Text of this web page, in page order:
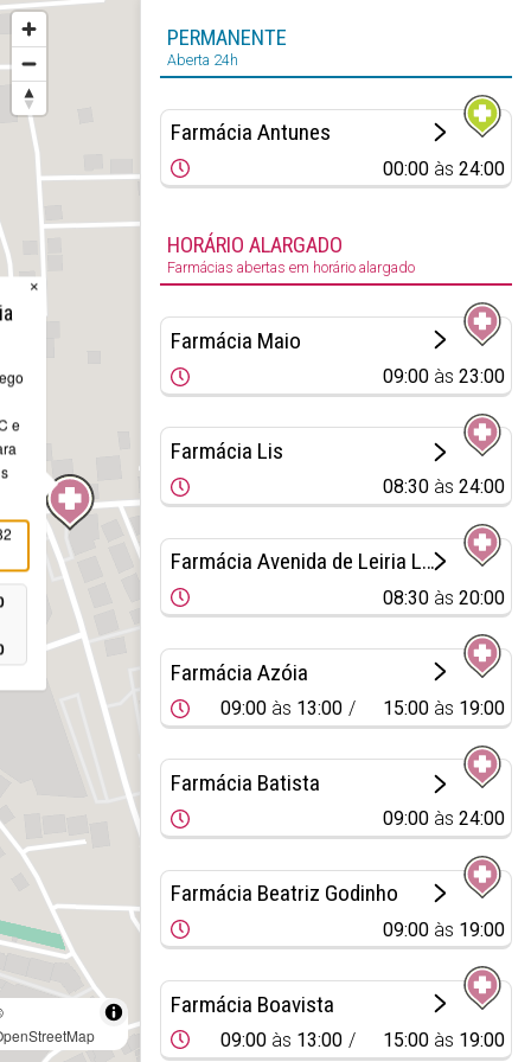
e
×
PERMANENTE
Aberta 24h
Farmácia Antunes
00:00 às24:00
HORÁRIO ALARGADO
Farmácias abertas em horário alargado
Farmácia Maio
09:00 às23:00
Farmácia Lis
08:30 às24:00
Farmácia Avenida de Leiria Lda.
08:30 às20:00
Farmácia Azóia
09:00 às 13:00 15:00 às 19:00
Farmácia Batista
09:00 às24:00
Farmácia Beatriz Godinho
09:00 às 19:00
Farmácia Boavista
09:00 às 13:00 15:00 às 19:00